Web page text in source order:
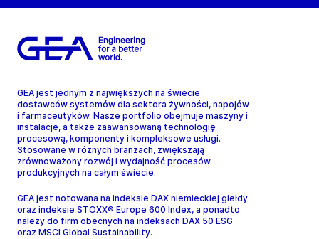
GEA jest jednym z największych na świecie
dostawców systemów dla sektora żywności, napojów
i farmaceutyków. Nasze portfolio obejmuje maszyny i
instalacje, a także zaawansowaną technologię
procesową, komponenty i kompleksowe usługi.
Stosowane w różnych branżach, zwiększają
zrównoważony rozwój i wydajność procesów
produkcyjnych na całym świecie.
GEA jest notowana na indeksie DAX niemieckiej giełdy
oraz indeksie STOXX® Europe 600 Index, a ponadto
należy do firm obecnych na indeksach DAX 50 ESG
oraz MSCI Global Sustainability.